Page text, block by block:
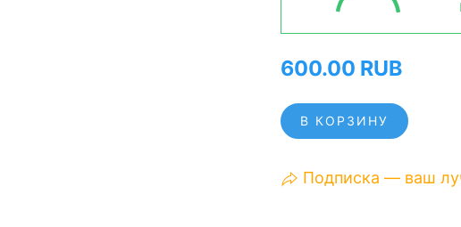
600.00 RUB
В КОРЗИНУ
Подписка — ваш